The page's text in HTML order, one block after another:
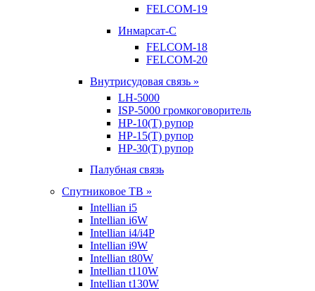
FELCOM-19
Инмарсат-С
FELCOM-18
FELCOM-20
Внутрисудовая связь »
LH-5000
ISP-5000 громкоговоритель
HP-10(T) рупор
HP-15(T) рупор
HP-30(T) рупор
Палубная связь
Спутниковое ТВ »
Intellian i5
Intellian i6W
Intellian i4/i4P
Intellian i9W
Intellian t80W
Intellian t110W
Intellian t130W